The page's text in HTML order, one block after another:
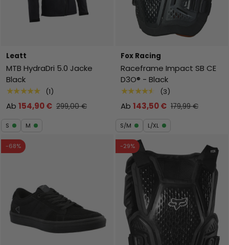
Leatt
MTB HydraDri 5.0 Jacke
Black
★★★★★ (1)
Ab 154,90 € 299,00 €
S M
Fox Racing
Raceframe Impact SB CE
D3O® - Black
★★★★★ (3)
Ab 143,50 € 179,99 €
S/M L/XL
-68% -29%